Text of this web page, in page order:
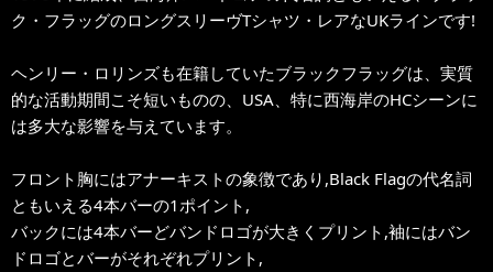
ク・フラッグのロングスリーヴTシャツ・レアなUKラインです!
ヘンリー・ロリンズも在籍していたブラックフラッグは、実質
的な活動期間こそ短いものの、USA、特に西海岸のHCシーンに
は多大な影響を与えています。
フロント胸にはアナーキストの象徴であり,Black Flagの代名詞
ともいえる4本バーの1ポイント,
バックには4本バーどバンドロゴが大きくプリント,袖にはバン
ドロゴとバーがそれぞれプリント,